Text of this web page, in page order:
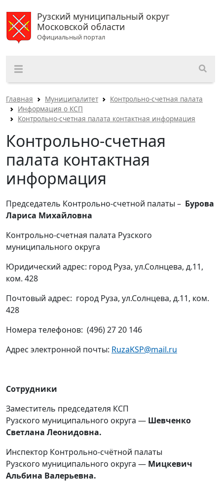
Рузский муниципальный округ
Московской области
Официальный портал
Главная Муниципалитет
Контрольно-счетная палата
Информация о КСП
Контрольно-счетная палата контактная информация
Контрольно-счетная
палата контактная
информация
Председатель Контрольно-счетной палаты – Бурова
Лариса Михайловна
Контрольно-счетная палата Рузского
муниципального округа
Юридический адрес: город Руза, ул.Солнцева, д.11,
ком. 428
Почтовый адрес: город Руза, ул.Солнцева, д.11, ком.
428
Номера телефонов: (496) 27 20 146
Адрес электронной почты: RuzaKSP@mail.ru
Сотрудники
Заместитель председателя КСП
Рузского муниципального округа — Шевченко
Светлана Леонидовна.
Инспектор Контрольно-счётной палаты
Рузского муниципального округа — Мицкевич
Альбина Валерьевна.